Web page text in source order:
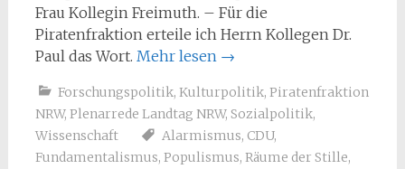
Frau Kollegin Freimuth. – Für die
Piratenfraktion erteile ich Herrn Kollegen Dr.
Paul das Wort. Mehr lesen →
Forschungspolitik, Kulturpolitik, Piratenfraktion
NRW, Plenarrede Landtag NRW, Sozialpolitik,
Wissenschaft
Alarmismus, CDU,
Fundamentalismus, Populismus, Räume der Stille,